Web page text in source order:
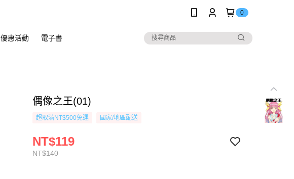
0
優惠活動 電子書
偶像之王(01)
超取滿NT$500免運 國家/地區配送
NT$140
NT$119